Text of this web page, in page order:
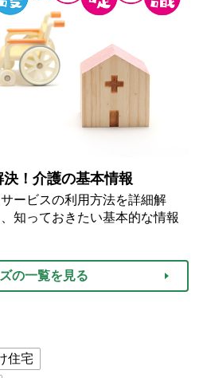
！介護の基本情報
ービスの利用方法を詳細解
知っておきたい基本的な情報
の一覧を見る
住宅